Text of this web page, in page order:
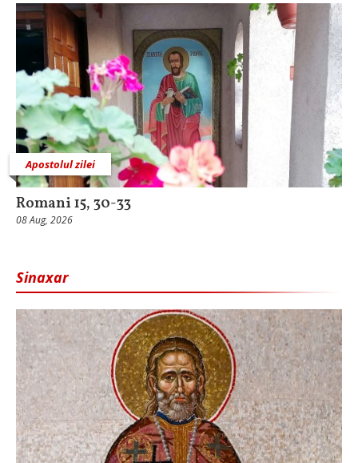
Apostolul zilei
Romani 15, 30-33
08 Aug, 2026
Sinaxar